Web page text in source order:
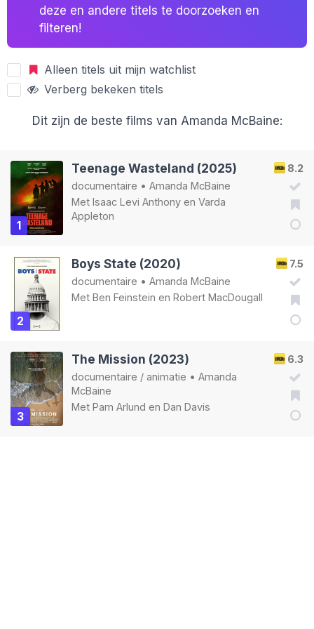
deze en andere titels te doorzoeken en
filteren!
Alleen titels uit mijn watchlist
Verberg bekeken titels
Dit zijn de beste films van Amanda McBaine:
1
8.2
Teenage Wasteland (2025)
documentaire • Amanda McBaine
Met Isaac Levi Anthony en Varda
Appleton
2
7.5
Boys State (2020)
documentaire • Amanda McBaine
Met Ben Feinstein en Robert MacDougall
3
6.3
The Mission (2023)
documentaire / animatie • Amanda
McBaine
Met Pam Arlund en Dan Davis